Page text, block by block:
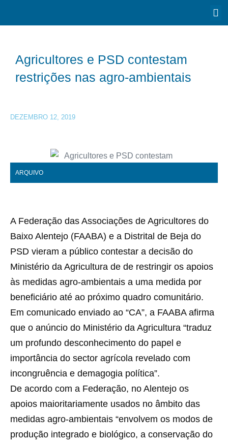
Agricultores e PSD contestam
restrições nas agro-ambientais
DEZEMBRO 12, 2019
ARQUIVO
A Federação das Associações de Agricultores do
Baixo Alentejo (FAABA) e a Distrital de Beja do
PSD vieram a público contestar a decisão do
Ministério da Agricultura de de restringir os apoios
às medidas agro-ambientais a uma medida por
beneficiário até ao próximo quadro comunitário.
Em comunicado enviado ao “CA”, a FAABA afirma
que o anúncio do Ministério da Agricultura “traduz
um profundo desconhecimento do papel e
importância do sector agrícola revelado com
incongruência e demagogia política”.
De acordo com a Federação, no Alentejo os
apoios maioritariamente usados no âmbito das
medidas agro-ambientais “envolvem os modos de
produção integrado e biológico, a conservação do